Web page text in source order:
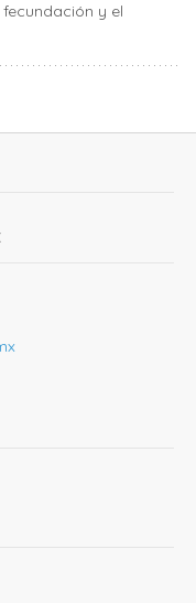
y el